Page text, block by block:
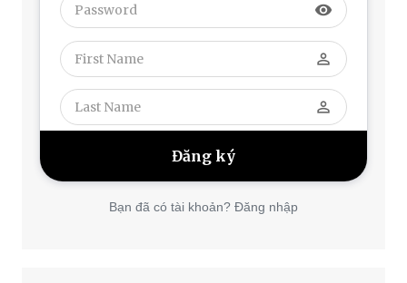
visibility
perm_identity
perm_identity
Bạn đã có tài khoản? Đăng nhập